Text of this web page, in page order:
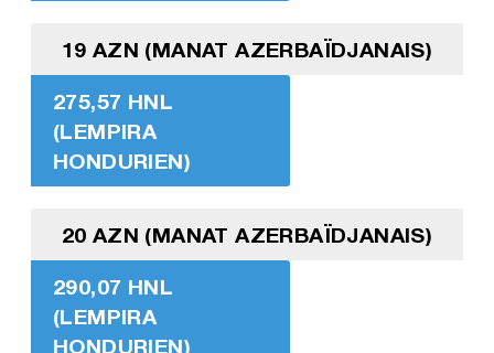
19 AZN (MANAT AZERBAÏDJANAIS)
275,57 HNL
(LEMPIRA
HONDURIEN)
20 AZN (MANAT AZERBAÏDJANAIS)
290,07 HNL
(LEMPIRA
HONDURIEN)